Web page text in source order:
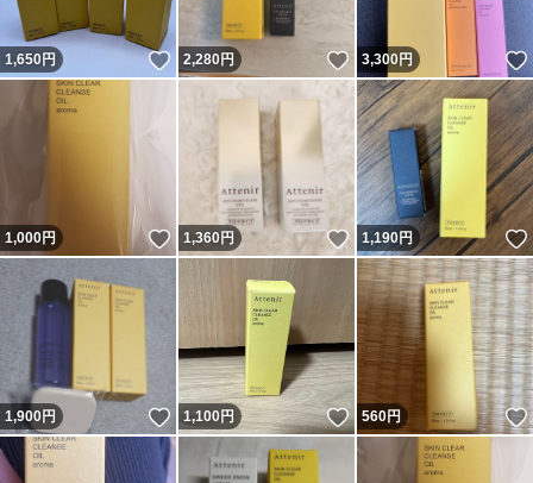
1,650円 いいね！
2,280円 いいね！
3,300円
1,000円 いいね！
1,360円 いいね！
1,190円
1,900円 いいね！
1,100円 いいね！
560円